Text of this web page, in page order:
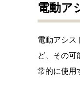
電動ア
電動アシス
ど、その可
常的に使用